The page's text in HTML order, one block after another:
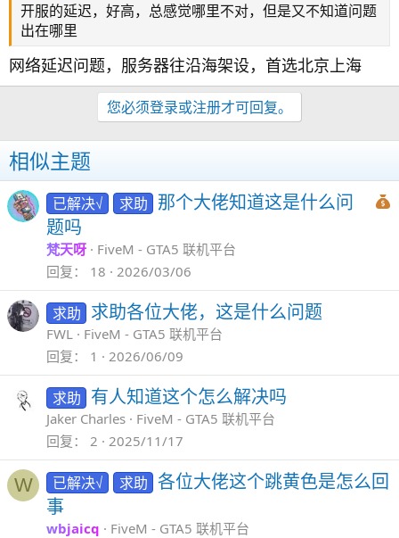
开服的延迟，好高，总感觉哪里不对，但是又不知道问题
出在哪里
网络延迟问题，服务器往沿海架设，首选北京上海
您必须登录或注册才可回复。
相似主题
已解决√ 求助 那个大佬知道这是什么问
题吗
梵天呀
FiveM - GTA5 联机平台
回复
18 2026/03/06
求助 求助各位大佬，这是什么问题
FWL
FiveM - GTA5 联机平台
回复
1 2026/06/09
求助 有人知道这个怎么解决吗
Jaker Charles
FiveM - GTA5 联机平台
回复
2 2025/11/17
W 已解决√ 求助 各位大佬这个跳黄色是怎么回
事
wbjaicq
FiveM - GTA5 联机平台